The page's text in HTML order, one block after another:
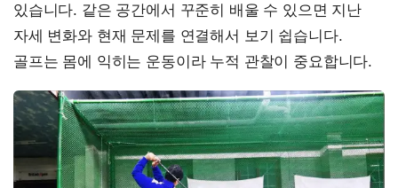
있습니다. 같은 공간에서 꾸준히 배울 수 있으면 지난
자세 변화와 현재 문제를 연결해서 보기 쉽습니다.
골프는 몸에 익히는 운동이라 누적 관찰이 중요합니다.